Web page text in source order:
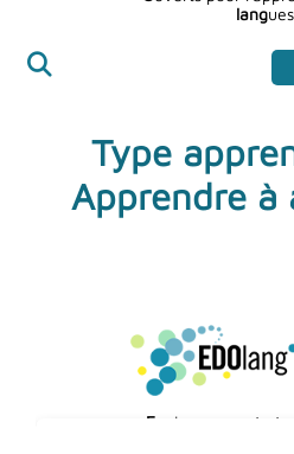
langues
Type
Apprendre à